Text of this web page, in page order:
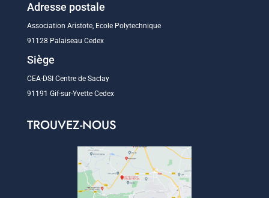
Adresse postale
Association Aristote, Ecole Polytechnique
91128 Palaiseau Cedex
Siège
CEA-DSI Centre de Saclay
91191 Gif-sur-Yvette Cedex
TROUVEZ-NOUS